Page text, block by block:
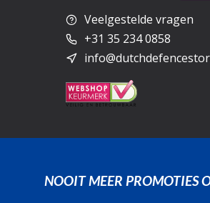
Veelgestelde vragen
+31 35 234 0858
NOOIT MEER PROMOTIES